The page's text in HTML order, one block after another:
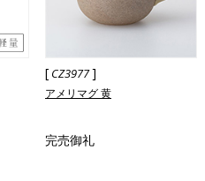
[ CZ3977]
アメリマグ 黄
完売御礼